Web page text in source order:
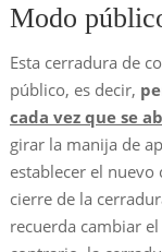
Modo
Esta cerradura de
público, es decir,
cada vez que se
girar la manija de
establecer el
cierre de la
recuerda cambiar